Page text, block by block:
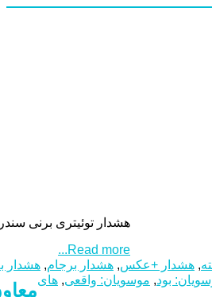
هشدار توئیتری برنی
Read more...
, هشدار +عکس, هشدار برجام, هشدار
بود, موسویان: واقعی, های